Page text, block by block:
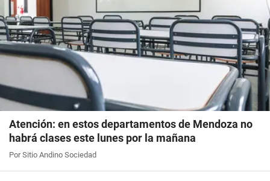
Atención: en estos departamentos de Mendoza no
habrá clases este lunes por la mañana
Por Sitio Andino Sociedad